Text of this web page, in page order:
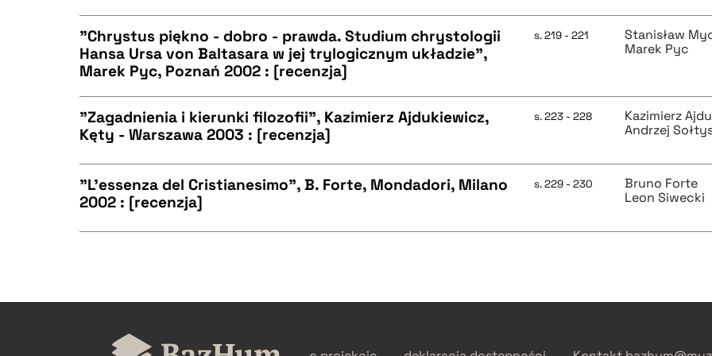
BIBTEX
BIBTEX
CZYSTY TEKST
BIBTEX
"Chrystus piękno - dobro - prawda. Studium chrystologii
Hansa Ursa von Baltasara w jej trylogicznym układzie",
Marek Pyc, Poznań 2002 : [recenzja]
s. 219 - 221
Stanisław
Marek Pyc
"Zagadnienia i kierunki filozofii", Kazimierz Ajdukiewicz,
Kęty - Warszawa 2003 : [recenzja]
s. 223 - 228
Kazimierz
Andrzej
"L'essenza del Cristianesimo", B. Forte, Mondadori, Milano
2002 : [recenzja]
s. 229 - 230
Bruno Forte
Leon Siwecki